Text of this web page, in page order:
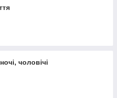
чоловічі